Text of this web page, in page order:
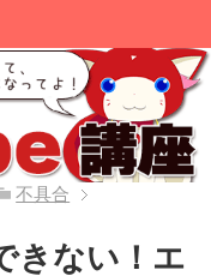
不具合
きない！エ